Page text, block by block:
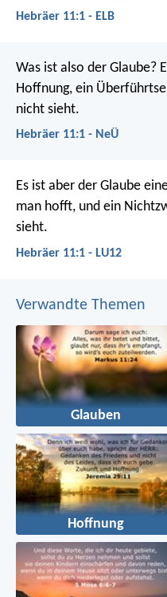
Hebräer 11:1 - ELB
Was ist also der Glaube?
Hoffnung, ein
nicht sieht.
Hebräer 11:1 - NeÜ
Es ist aber der Glaube
man hofft, und ein
sieht.
Hebräer 11:1 - LU12
Verwandte Themen
Glauben
Hoffnung